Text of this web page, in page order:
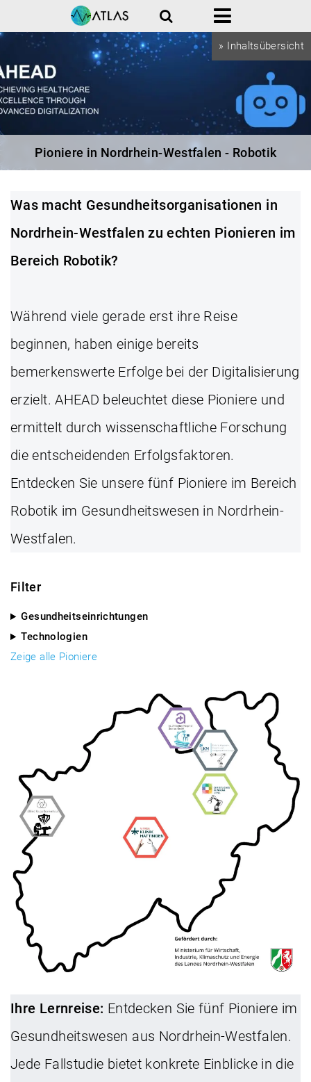
» Inhaltsübersicht
Suche Menü
Pioniere in Nordrhein-Westfalen - Robotik
Was macht Gesundheitsorganisationen in
Nordrhein-Westfalen zu echten Pionieren im
Bereich Robotik?
Während viele gerade erst ihre Reise
beginnen, haben einige bereits
bemerkenswerte Erfolge bei der Digitalisierung
erzielt. AHEAD beleuchtet diese Pioniere und
ermittelt durch wissenschaftliche Forschung
die entscheidenden Erfolgsfaktoren.
Entdecken Sie unsere fünf Pioniere im Bereich
Robotik im Gesundheitswesen in Nordrhein-
Westfalen.
Filter
Gesundheitseinrichtungen
Technologien
Zeige alle Pioniere
Ihre Lernreise: Entdecken Sie fünf Pioniere im
Gesundheitswesen aus Nordrhein-Westfalen.
Jede Fallstudie bietet konkrete Einblicke in die